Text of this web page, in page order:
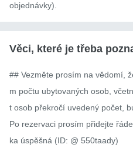
objednávky).
Věci, které je třeba
## Vezměte prosím na vědomí,
m počtu ubytovaných osob,
t osob překročí uvedený počet,
Po rezervaci prosím přidejte
ka úspěšná (ID: @ 550taady)